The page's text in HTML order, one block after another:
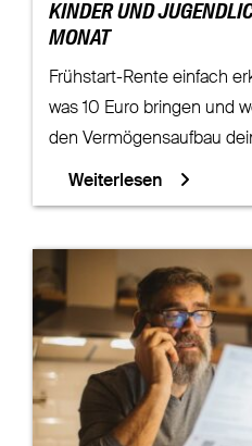
KINDER UND
MONAT
Frühstart-Rente einfach
was 10 Euro bringen und
den Vermögensaufbau
Weiterlesen